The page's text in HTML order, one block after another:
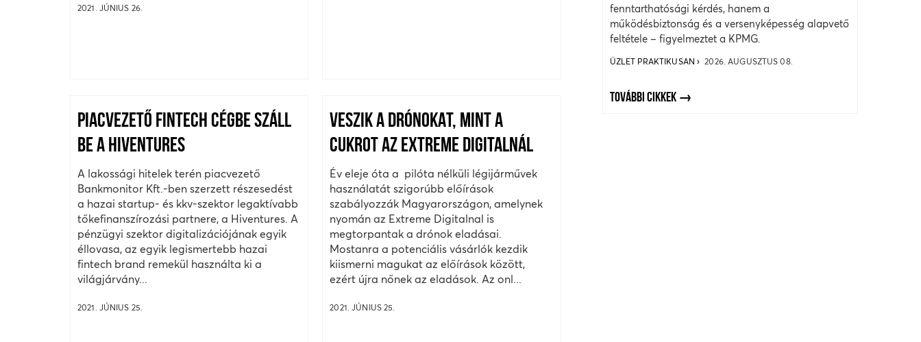
2021. JÚNIUS 26.
PIACVEZETŐ FINTECH CÉGBE SZÁLL
BE A HIVENTURES
A lakossági hitelek terén piacvezető
Bankmonitor Kft.-ben szerzett részesedést
a hazai startup- és kkv-szektor legaktívabb
tőkefinanszírozási partnere, a Hiventures. A
pénzügyi szektor digitalizációjának egyik
éllovasa, az egyik legismertebb hazai
fintech brand remekül használta ki a
világjárvány...
2021. JÚNIUS 25.
VESZIK A DRÓNOKAT, MINT A
CUKROT AZ EXTREME DIGITALNÁL
Év eleje óta a pilóta nélküli légijárművek
használatát szigorúbb előírások
szabályozzák Magyarországon, amelynek
nyomán az Extreme Digitalnal is
megtorpantak a drónok eladásai.
Mostanra a potenciális vásárlók kezdik
kiismerni magukat az előírások között,
ezért újra nőnek az eladások. Az onl...
2021. JÚNIUS 25.
fenntarthatósági kérdés, hanem a
működésbiztonság és a versenyképesség alapvető
feltétele – figyelmeztet a KPMG.
ÜZLET PRAKTIKUSAN 2026. AUGUSZTUS 08.
TOVÁBBI CIKKEK